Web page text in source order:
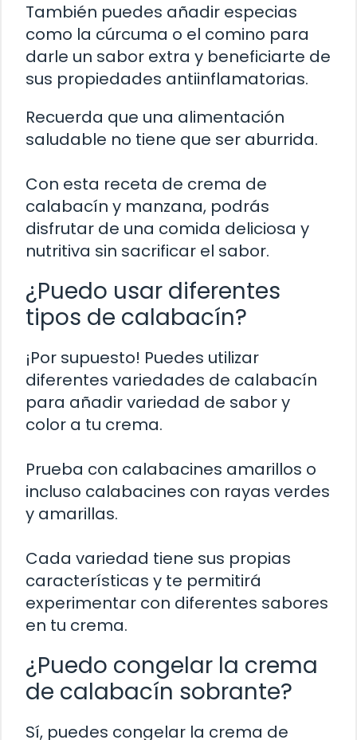
También puedes añadir especias
como la cúrcuma o el comino para
darle un sabor extra y beneficiarte de
sus propiedades antiinflamatorias.
Recuerda que una alimentación
saludable no tiene que ser aburrida.
Con esta receta de crema de
calabacín y manzana, podrás
disfrutar de una comida deliciosa y
nutritiva sin sacrificar el sabor.
¿Puedo usar diferentes
tipos de calabacín?
¡Por supuesto! Puedes utilizar
diferentes variedades de calabacín
para añadir variedad de sabor y
color a tu crema.
Prueba con calabacines amarillos o
incluso calabacines con rayas verdes
y amarillas.
Cada variedad tiene sus propias
características y te permitirá
experimentar con diferentes sabores
en tu crema.
¿Puedo congelar la crema
de calabacín sobrante?
Sí, puedes congelar la crema de